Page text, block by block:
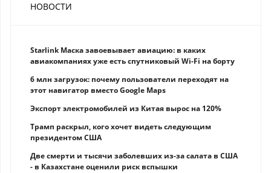
НОВОСТИ
Starlink Маска завоевывает авиацию: в каких
авиакомпаниях уже есть спутниковый Wi-Fi на борту
6 млн загрузок: почему пользователи переходят на
этот навигатор вместо Google Maps
Экспорт электромобилей из Китая вырос на 120%
Трамп раскрыл, кого хочет видеть следующим
президентом США
Две смерти и тысячи заболевших из-за салата в США
- в Казахстане оценили риск вспышки